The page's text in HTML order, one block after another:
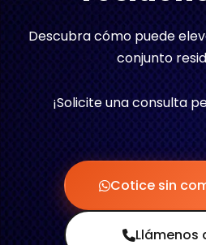
Descubra cómo puede
conjunto
¡Solicite una consulta
Cotice sin
Llámenos